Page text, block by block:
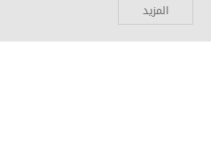
المزيد